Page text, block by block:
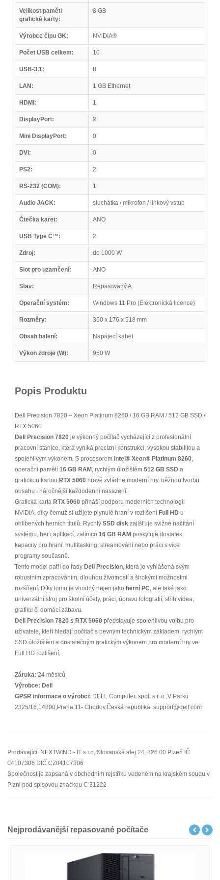
Velikost paměti
grafické karty:
8 GB
Výrobce čipu GK: NVIDIA®
Počet USB celkem: 10
USB-3.1: 8
LAN: 1 GB Ethernet
HDMI: 1
DisplayPort: 2
Mini DisplayPort: 0
DVI: 0
PS2: 2
RS-232 (COM): 1
Audio JACK: sluchátka / mikrofon / linkový vstup
Čtečka karet: ANO
USB Type C™: 2
Zdroj: do 1000 W
Slot pro uzamčení: ANO
Stav: Repasovaný A
Operační systém: Windows 11 Pro (Elektronická licence)
Rozměry: 360 x 176 x 518 mm
Obsah balení: Napájecí kabel
Výkon zdroje (W): 950 W
Popis Produktu
Dell Precision 7820 – Xeon Platinum 8260 / 16 GB RAM / 512 GB SSD /
RTX 5060
Dell Precision 7820 je výkonný počítač vycházející z profesionální
pracovní stanice, která vyniká precizní konstrukcí, vysokou stabilitou a
spolehlivým výkonem. S procesorem Intel® Xeon® Platinum 8260,
operační pamětí 16 GB RAM , rychlým úložištěm 512 GB SSD a
grafickou kartou RTX 5060 hravě zvládne moderní hry, běžnou tvorbu
obsahu i náročnější každodenní nasazení.
Grafická karta RTX 5060 přináší podporu moderních technologií
NVIDIA, díky čemuž si užijete plynulé hraní v rozlišení Full HD u
oblíbených herních titulů. Rychlý SSD disk zajišťuje svižné načítání
systému, her i aplikací, zatímco 16 GB RAM poskytuje dostatek
kapacity pro hraní, multitasking, streamování nebo práci s více
programy současně.
Tento model patří do řady Dell Precision, která je vyhlášená svým
robustním zpracováním, dlouhou životností a širokými možnostmi
rozšíření. Díky tomu je vhodný nejen jako herní PC, ale také jako
univerzální stroj pro školní účely, práci, úpravu fotografií, střih videa,
grafiku či domácí zábavu.
Dell Precision 7820 s RTX 5060 představuje spolehlivou volbu pro
uživatele, kteří hledají počítač s pevným technickým základem, rychlým
SSD úložištěm a dostatečným grafickým výkonem pro moderní hry ve
Full HD rozlišení.
Záruka: 24 měsíců
Výrobce: Dell
GPSR informace o výrobci: DELL Computer, spol. s r. o.;V Parku
2325/16,14800,Praha 11- Chodov,Česká republika, support@dell.com
Prodávající: NEXTWIND - IT s.r.o, Slovanská alej 24, 326 00 Plzeň IČ
04107306 DIČ CZ04107306
Společnost je zapsaná v obchodním rejstříku vedeném na krajském soudu v
Plzni pod spisovou značkou C 31222
Nejprodávanější repasované počítače